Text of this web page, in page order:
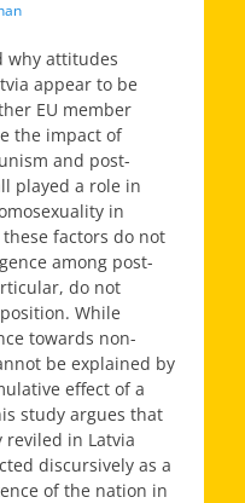
why attitudes
appear to be
EU member
the impact of
and post-
played a role in
in
factors do not
among post-
do not
While
towards non-
be explained by
effect of a
study argues that
in Latvia
discursively as a
of the nation in